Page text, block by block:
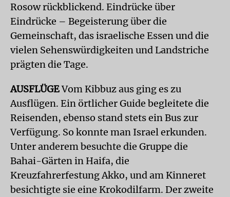
Rosow rückblickend. Eindrücke über
Eindrücke – Begeisterung über die
Gemeinschaft, das israelische Essen und die
vielen Sehenswürdigkeiten und Landstriche
prägten die Tage.
AUSFLÜGEVom Kibbuz aus ging es zu
Ausflügen. Ein örtlicher Guide begleitete die
Reisenden, ebenso stand stets ein Bus zur
Verfügung. So konnte man Israel erkunden.
Unter anderem besuchte die Gruppe die
Bahai-Gärten in Haifa, die
Kreuzfahrerfestung Akko, und am Kinneret
besichtigte sie eine Krokodilfarm. Der zweite